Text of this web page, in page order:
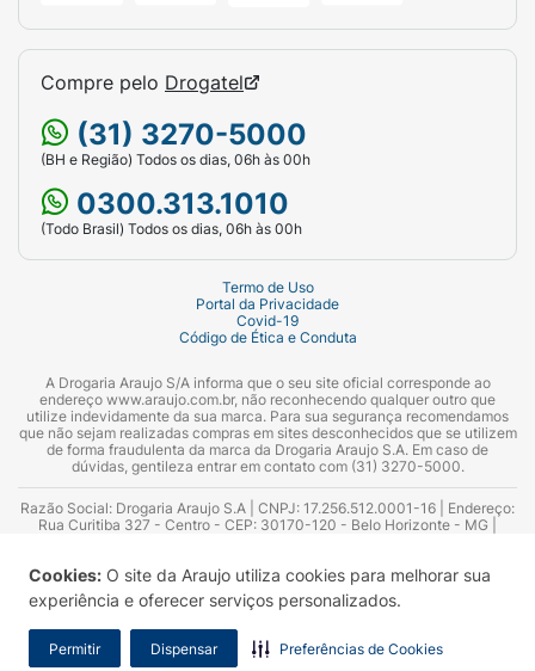
Cookies: O site da Araujo utiliza cookies para melhorar sua
experiência e oferecer serviços personalizados.
Permitir Dispensar Preferências de Cookies
Compre pelo Drogatel
(31) 3270-5000
(BH e Região) Todos os dias, 06h às 00h
0300.313.1010
(Todo Brasil) Todos os dias, 06h às 00h
Termo de Uso
Portal da Privacidade
Covid-19
Código de Ética e Conduta
A Drogaria Araujo S/A informa que o seu site oficial corresponde ao
endereço www.araujo.com.br, não reconhecendo qualquer outro que
utilize indevidamente da sua marca. Para sua segurança recomendamos
que não sejam realizadas compras em sites desconhecidos que se utilizem
de forma fraudulenta da marca da Drogaria Araujo S.A. Em caso de
dúvidas, gentileza entrar em contato com (31) 3270-5000.
Razão Social: Drogaria Araujo S.A | CNPJ: 17.256.512.0001-16 | Endereço:
Rua Curitiba 327 - Centro - CEP: 30170-120 - Belo Horizonte - MG |
Azevedo Guimarães – CRF 10.965 | Yasmin Silva Alvarenga – CRF 52.584 -
Consultor substituto: Thiago Aguiar Pinheiro - CRF Nº 13.748. Alvará
Sanitário: 2025020713 | Autorização de Funcionamento da Empresa (AFE):